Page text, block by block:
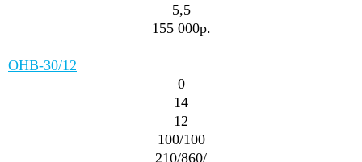
5,5
155 000р.
ОНВ-30/12
0
14
12
100/100
210/860/